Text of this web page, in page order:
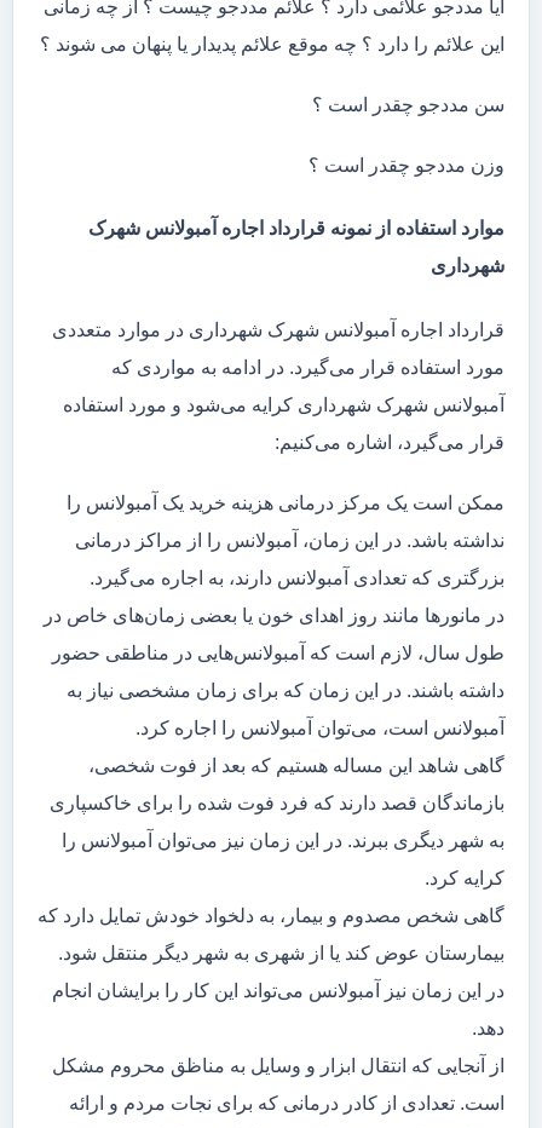
آیا مددجو علائمی دارد ؟ علائم مددجو چیست ؟ از چه زمانی
این علائم را دارد ؟ چه موقع علائم پدیدار یا پنهان می شوند ؟
سن مددجو چقدر است ؟
وزن مددجو چقدر است ؟
موارد استفاده از نمونه قرارداد اجاره آمبولانس شهرک
شهرداری
قرارداد اجاره آمبولانس شهرک شهرداری در موارد متعددی
مورد استفاده قرار می‌گیرد. در ادامه به مواردی که
آمبولانس شهرک شهرداری کرایه می‌شود و مورد استفاده
قرار می‌گیرد، اشاره می‌کنیم:
ممکن است یک مرکز درمانی هزینه خرید یک آمبولانس را
نداشته باشد. در این زمان، آمبولانس را از مراکز درمانی
بزرگتری که تعدادی آمبولانس دارند، به اجاره می‌گیرد.
در مانور‌ها مانند روز اهدای خون یا بعضی زمان‌های خاص در
طول سال، لازم است که آمبولانس‌هایی در مناطقی حضور
داشته باشند. در این زمان که برای زمان مشخصی نیاز به
آمبولانس است، می‌توان آمبولانس را اجاره کرد.
گاهی شاهد این مساله هستیم که بعد از فوت شخصی،
بازماندگان قصد دارند که فرد فوت شده را برای خاکسپاری
به شهر دیگری ببرند. در این زمان نیز می‌توان آمبولانس را
کرایه کرد.
گاهی شخص مصدوم و بیمار، به دلخواد خودش تمایل دارد که
بیمارستان عوض کند یا از شهری به شهر دیگر منتقل شود.
در این زمان نیز آمبولانس می‌تواند این کار را برایشان انجام
دهد.
از آنجایی که انتقال ابزار و وسایل به مناظق محروم مشکل
است. تعدادی از کادر درمانی که برای نجات مردم و ارائه